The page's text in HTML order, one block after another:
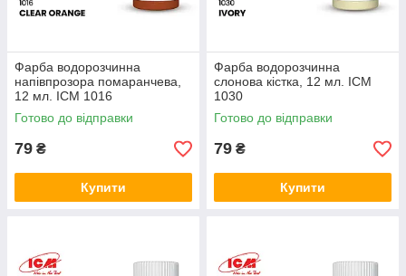
Фарба водорозчинна
напівпрозора помаранчева,
12 мл. ICM 1016
Готово до відправки
79 ₴
Купити
Фарба водорозчинна
слонова кістка, 12 мл. ICM
1030
Готово до відправки
79 ₴
Купити